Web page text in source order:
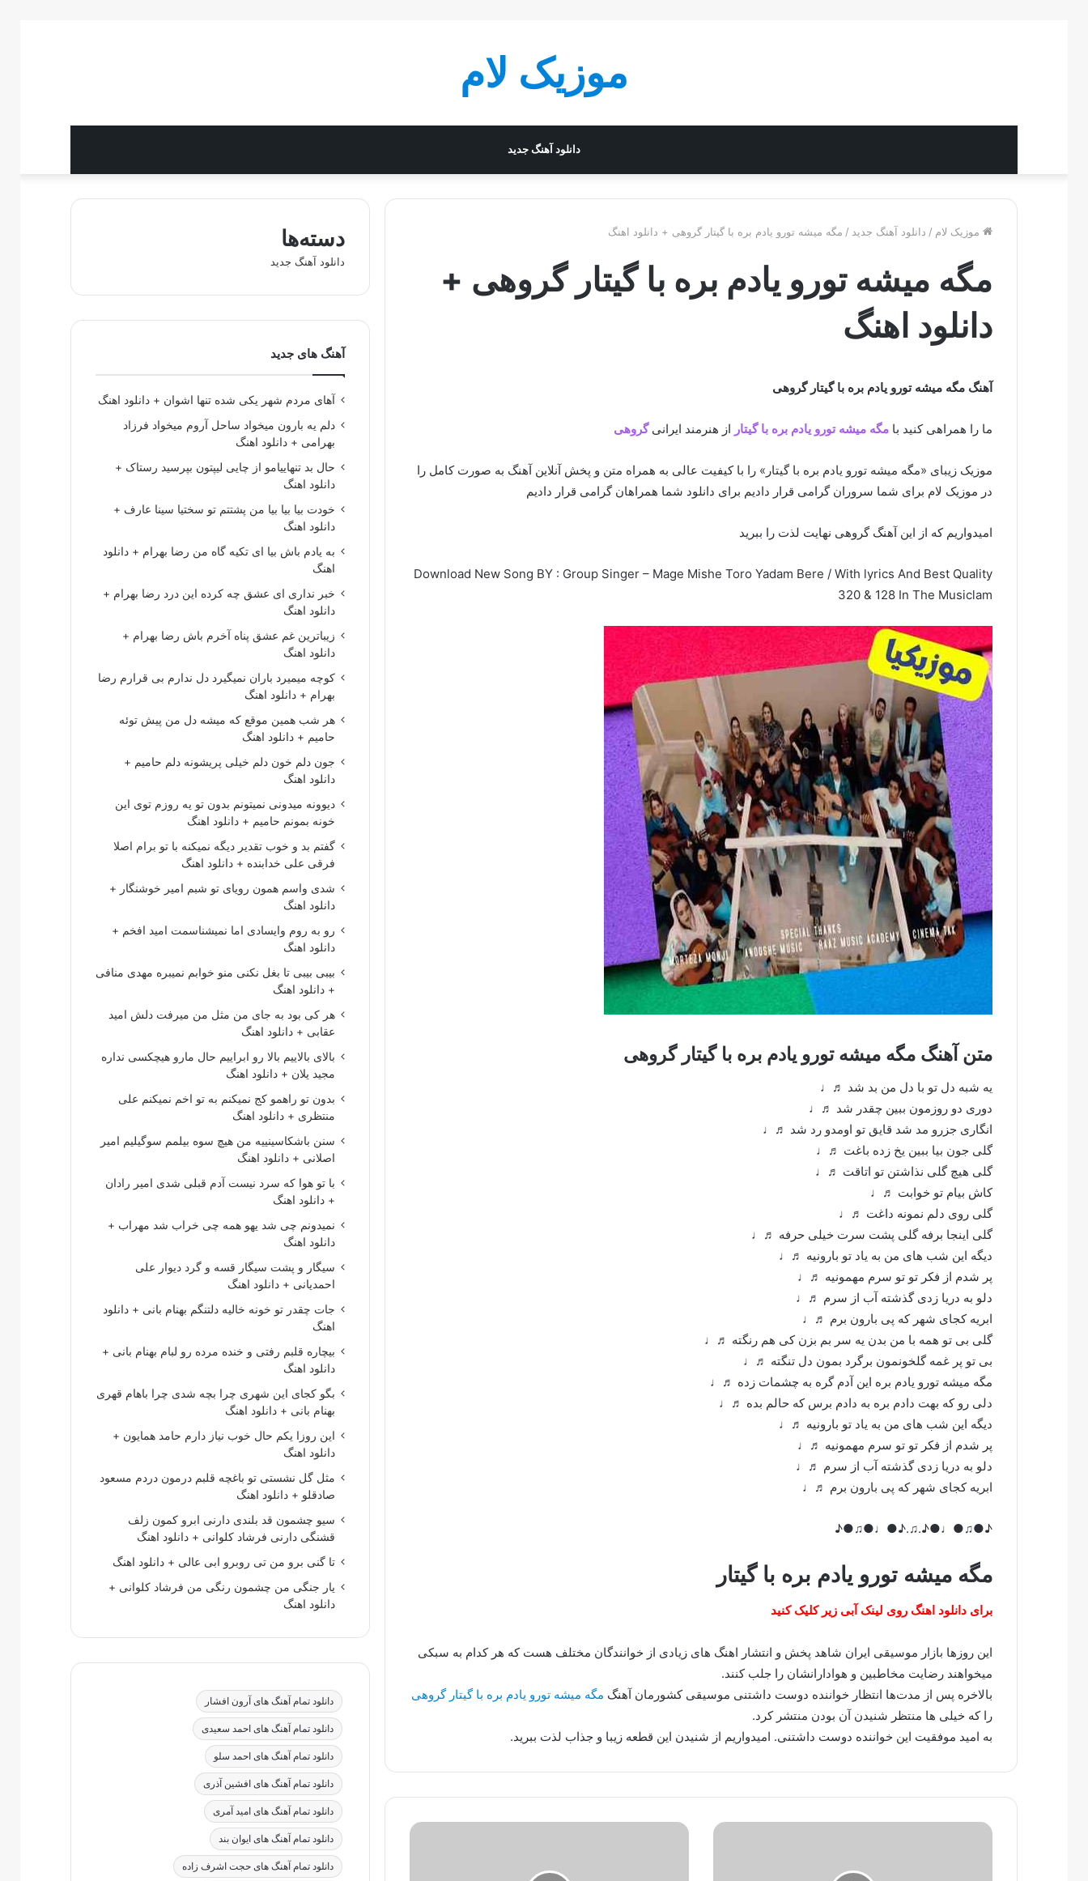
موزیک لام
دانلود آهنگ جدید
موزیک لام / دانلود آهنگ جدید / مگه میشه تورو یادم بره با گیتار گروهی + دانلود اهنگ
مگه میشه تورو یادم بره با گیتار گروهی +
دانلود اهنگ
آهنگ مگه میشه تورو یادم بره با گیتار گروهی
ما را همراهی کنید با مگه میشه تورو یادم بره با گیتار از هنرمند ایرانیگروهی
موزیک زیبای «مگه میشه تورو یادم بره با گیتار» را با کیفیت عالی به همراه متن و پخش آنلاین آهنگ به صورت کامل را
در موزیک لام برای شما سروران گرامی قرار دادیم برای دانلود شما همراهان گرامی قرار دادیم
امیدواریم که از این آهنگ گروهی نهایت لذت را ببرید
Download New Song BY : Group Singer – Mage Mishe Toro Yadam Bere / With lyrics And Best Quality
320 & 128 In The Musiclam
متن آهنگ مگه میشه تورو یادم بره با گیتار گروهی
یه شبه دل تو با دل من بد شد ♬♩
دوری دو روزمون ببین چقدر شد ♬♩
انگاری جزرو مد شد قایق تو اومدو رد شد ♬♩
گلی جون بیا ببین یخ زده باغت ♬♩
گلی هیچ گلی نذاشتن تو اتاقت ♬♩
کاش بیام تو خوابت ♬♩
گلی روی دلم نمونه داغت ♬♩
گلی اینجا برفه گلی پشت سرت خیلی حرفه ♬♩
دیگه این شب های من به یاد تو بارونیه ♬♩
پر شدم از فکر تو تو سرم مهمونیه ♬♩
دلو به دریا زدی گذشته آب از سرم ♬♩
ابریه کجای شهر که پی بارون برم ♬♩
گلی بی تو همه با من بدن یه سر بم بزن کی هم رنگته ♬♩
بی تو پر غمه گلخونمون برگرد بمون دل تنگته ♬♩
مگه میشه تورو یادم بره این آدم گره به چشمات زده ♬♩
دلی رو که بهت دادم بره به دادم برس که حالم بده ♬♩
دیگه این شب های من به یاد تو بارونیه ♬♩
پر شدم از فکر تو تو سرم مهمونیه ♬♩
دلو به دریا زدی گذشته آب از سرم ♬♩
ابریه کجای شهر که پی بارون برم ♬♩
♪●♫●♩●♪.♫.♪●♩●♫●♪
مگه میشه تورو یادم بره با گیتار
برای دانلود اهنگ روی لینک آبی زیر کلیک کنید
این روزها بازار موسیقی ایران شاهد پخش و انتشار اهنگ های زیادی از خوانندگان مختلف هست که هر کدام به سبکی
میخواهند رضایت مخاطبین و هوادارانشان را جلب کنند.
بالاخره پس از مدت‌ها انتظار خواننده دوست داشتنی موسیقی کشورمان آهنگ مگه میشه تورو یادم بره با گیتار گروهی
را که خیلی ها منتظر شنیدن آن بودن منتشر کرد.
به امید موفقیت این خواننده دوست داشتنی. امیدواریم از شنیدن این قطعه زیبا و جذاب لذت ببرید.
دسته‌ها
دانلود آهنگ جدید
آهنگ های جدید
آهای مردم شهر یکی شده تنها اشوان + دانلود اهنگ
دلم یه بارون میخواد ساحل آروم میخواد فرزاد
بهرامی + دانلود اهنگ
حال بد تنهاییامو از چایی لیپتون بپرسید رستاک +
دانلود اهنگ
خودت بیا بیا بیا من پشتتم تو سختیا سینا عارف +
دانلود اهنگ
به یادم باش بیا ای تکیه گاه من رضا بهرام + دانلود
اهنگ
خبر نداری ای عشق چه کرده این درد رضا بهرام +
دانلود اهنگ
زیباترین غم عشق پناه آخرم باش رضا بهرام +
دانلود اهنگ
کوچه میمیرد باران نمیگیرد دل ندارم بی قرارم رضا
بهرام + دانلود اهنگ
هر شب همین موقع که میشه دل من پیش توئه
حامیم + دانلود اهنگ
جون دلم خون دلم خیلی پریشونه دلم حامیم +
دانلود اهنگ
دیوونه میدونی نمیتونم بدون تو یه روزم توی این
خونه بمونم حامیم + دانلود اهنگ
گفتم بد و خوب تقدیر دیگه نمیکنه با تو برام اصلا
فرقی علی خدابنده + دانلود اهنگ
شدی واسم همون رویای تو شبم امیر خوشنگار +
دانلود اهنگ
رو به روم وایسادی اما نمیشناسمت امید افخم +
دانلود اهنگ
بیبی بیبی تا بغل نکنی منو خوابم نمیبره مهدی منافی
+ دانلود اهنگ
هر کی بود به جای من مثل من میرفت دلش امید
عقابی + دانلود اهنگ
بالای بالاییم بالا رو ابراییم حال مارو هیچکسی نداره
مجید یلان + دانلود اهنگ
بدون تو راهمو کج نمیکنم به تو اخم نمیکنم علی
منتظری + دانلود اهنگ
سنن باشکاسینییه من هیچ سوه بیلمم سوگیلیم امیر
اصلانی + دانلود اهنگ
با تو هوا که سرد نیست آدم قبلی شدی امیر رادان
+ دانلود اهنگ
نمیدونم چی شد یهو همه چی خراب شد مهراب +
دانلود اهنگ
سیگار و پشت سیگار قسه و گرد دیوار علی
احمدیانی + دانلود اهنگ
جات چقدر تو خونه خالیه دلتنگم بهنام بانی + دانلود
اهنگ
بیچاره قلبم رفتی و خنده مرده رو لبام بهنام بانی +
دانلود اهنگ
بگو کجای این شهری چرا بچه شدی چرا باهام قهری
بهنام بانی + دانلود اهنگ
این روزا یکم حال خوب نیاز دارم حامد همایون +
دانلود اهنگ
مثل گل نشستی تو باغچه قلبم درمون دردم مسعود
صادقلو + دانلود اهنگ
سیو چشمون قد بلندی دارنی ابرو کمون زلف
قشنگی دارنی فرشاد کلوانی + دانلود اهنگ
تا گنی برو من تی روبرو ابی عالی + دانلود اهنگ
یار جنگی من چشمون رنگی من فرشاد کلوانی +
دانلود اهنگ
دانلود تمام آهنگ های آرون افشار
دانلود تمام آهنگ های احمد سعیدی
دانلود تمام آهنگ های احمد سلو
دانلود تمام آهنگ های افشین آذری
دانلود تمام آهنگ های امید آمری
دانلود تمام آهنگ های ایوان بند
دانلود تمام آهنگ های حجت اشرف زاده